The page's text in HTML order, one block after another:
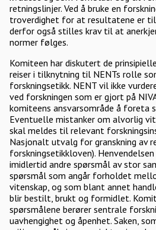
retningslinjer. Ved å bruke en
troverdighet for at resultatene er
derfor også stilles krav til at
normer følges.
Komiteen har diskutert de
reiser i tilknytning til NENTs rolle
forskningsetikk. NENT vil ikke
ved forskningen som er gjort på
komiteens ansvarsområde å foreta
Eventuelle mistanker om alvorlig
skal meldes til relevant
Nasjonalt utvalg for granskning av
forskningsetikkloven).
imidlertid andre spørsmål av stor
spørsmål som angår forholdet
vitenskap, og som blant annet
blir bestilt, brukt og formidlet.
spørsmålene berører sentrale
uavhengighet og åpenhet. Saken,